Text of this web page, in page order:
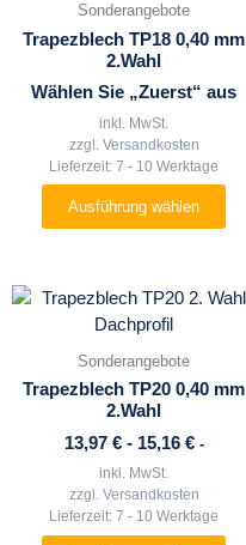
Sonderangebote
Trapezblech TP18 0,40 mm
2.Wahl
Wählen Sie „Zuerst“ aus
inkl. MwSt.
zzgl. Versandkosten
Lieferzeit: 7 - 10 Werktage
Ausführung wählen
mehrere
Varianten
Die
Optionen
können
auf
der
Produktseite
werden
Sonderangebote
Trapezblech TP20 0,40 mm
2.Wahl
13,97 €- 15,16 € -
inkl. MwSt.
zzgl. Versandkosten
Lieferzeit: 7 - 10 Werktage
Dieses
Produkt
mehrere
Varianten
Die
Optionen
können
auf